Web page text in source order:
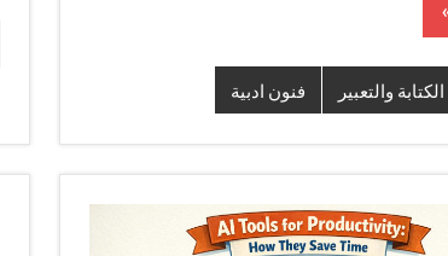
والتعبير فنون ادبية